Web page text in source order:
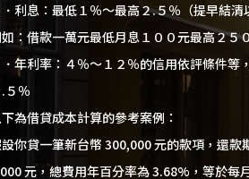
．利息：最低１％～最高２.５％（提早結清
：借款一萬元最低月息１００元最高２５
．年利率：４％～１２％的信用依評條件等
.５％
為借貸成本計算的參考案例：
你貸一筆新台幣 300,000 元的款項，還款
元，總費用年百分率為 3.68%，等於每